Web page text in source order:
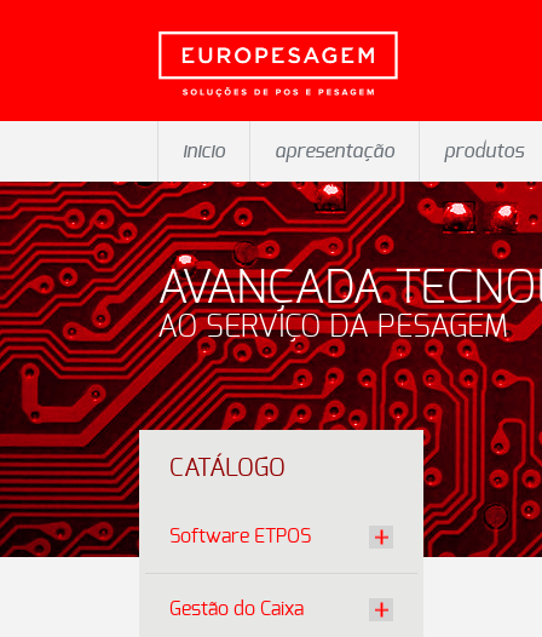
inicio apresentação produtos
AVANÇADA
AO SERVIÇO DA PESAGEM
CATÁLOGO
Software ETPOS
Gestão do Caixa